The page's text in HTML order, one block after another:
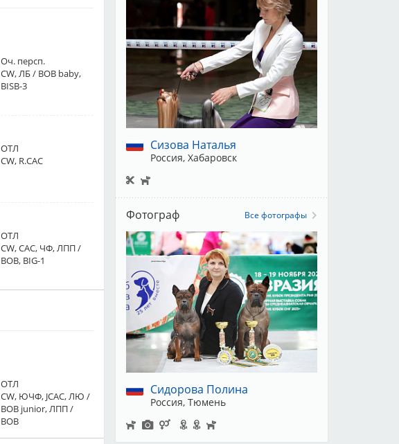
Оч. персп.
CW, ЛБ / BOB baby,
BISB-3
ОТЛ
CW, R.CAC
ОТЛ
CW, CAC, ЧФ, ЛПП /
BOB, BIG-1
ОТЛ
CW, ЮЧФ, JCAC, ЛЮ /
BOB junior, ЛПП /
BOB
Сизова Наталья
Россия, Хабаровск
Фотограф
Сидорова Полина
Россия, Тюмень
Все фотографы